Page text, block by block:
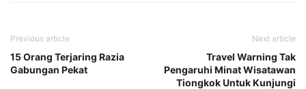
Previous article
15 Orang Terjaring Razia
Gabungan Pekat
Next article
Travel Warning Tak
Pengaruhi Minat Wisatawan
Tiongkok Untuk Kunjungi